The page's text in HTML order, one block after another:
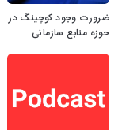
ضرورت وجود کوچینگ در
حوزه منابع سازمانی